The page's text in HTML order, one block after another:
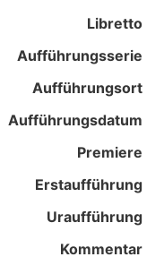
Libretto
Aufführungsserie
Aufführungsort
Aufführungsdatum
Premiere
Erstaufführung
Uraufführung
Kommentar